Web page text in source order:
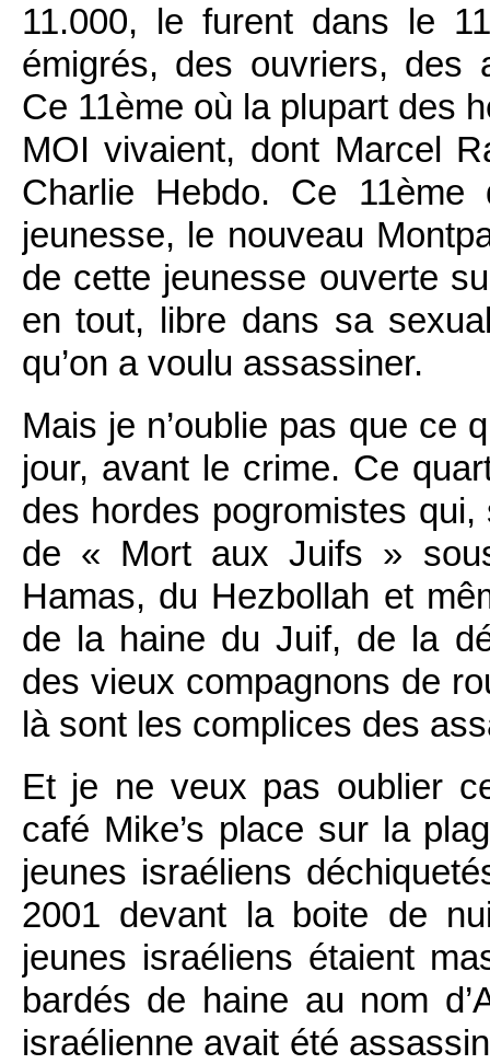
11.000, le furent dans le 11
émigrés, des ouvriers, des
Ce 11ème où la plupart des
MOI vivaient, dont Marcel
Charlie Hebdo. Ce 11ème
jeunesse, le nouveau
de cette jeunesse ouverte
en tout, libre dans sa
qu’on a voulu assassiner.
Mais je n’oublie pas que ce
jour, avant le crime. Ce
des hordes pogromistes
de « Mort aux Juifs »
Hamas, du Hezbollah et
de la haine du Juif, de la
des vieux compagnons de
là sont les complices des
Et je ne veux pas oublier
café Mike’s place sur la
jeunes israéliens
2001 devant la boite de
jeunes israéliens étaient
bardés de haine au nom
israélienne avait été